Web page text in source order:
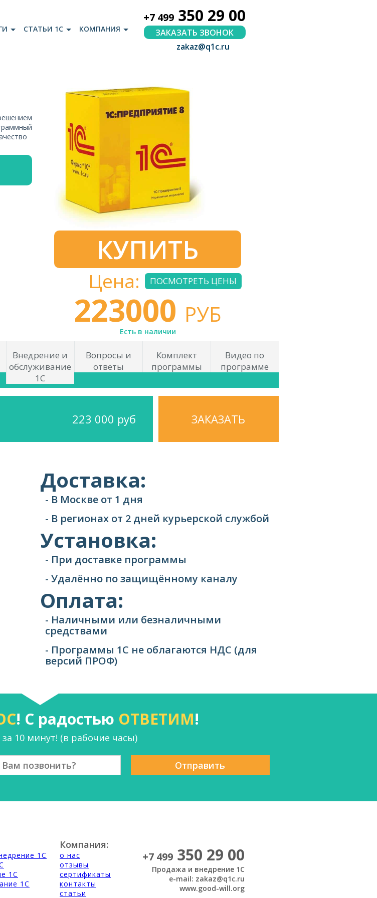
СТАТЬИ 1С КОМПАНИЯ
+7 499 350 29 00
ЗАКАЗАТЬ ЗВОНОК
zakaz@q1c.ru
КУПИТЬ
Цена: ПОСМОТРЕТЬ ЦЕНЫ
223000 РУБ
Есть в наличии
Внедрение и
обслуживание
1С
Вопросы и
ответы
Комплект
программы
Видео по
программе
223 000 руб ЗАКАЗАТЬ
Доставка:
- В Москве от 1 дня
- В регионах от 2 дней курьерской службой
Установка:
- При доставке программы
- Удалённо по защищённому каналу
Оплата:
- Наличными или безналичными
средствами
- Программы 1С не облагаются НДС (для
версий ПРОФ)
! С радостью ОТВЕТИМ!
10 минут! (в рабочие часы)
Отправить
1С
1С
1С
Компания:
о нас
отзывы
сертификаты
контакты
статьи
+7 499 350 29 00
Продажа и внедрение 1С
e-mail: zakaz@q1c.ru
www.good-will.org